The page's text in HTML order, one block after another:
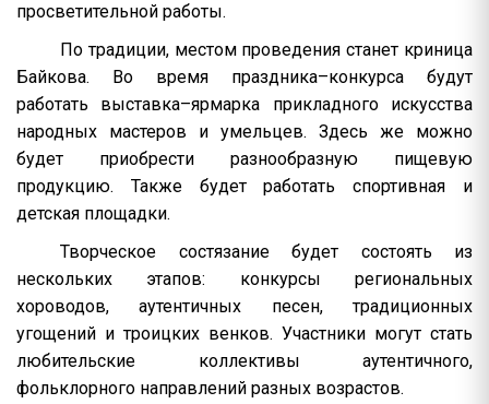
просветительной работы.
По традиции, местом проведения станет криница
Байкова. Во время праздника–конкурса будут
работать выставка–ярмарка прикладного искусства
народных мастеров и умельцев. Здесь же можно
будет приобрести разнообразную пищевую
продукцию. Также будет работать спортивная и
детская площадки.
Творческое состязание будет состоять из
нескольких этапов: конкурсы региональных
хороводов, аутентичных песен, традиционных
угощений и троицких венков. Участники могут стать
любительские коллективы аутентичного,
фольклорного направлений разных возрастов.